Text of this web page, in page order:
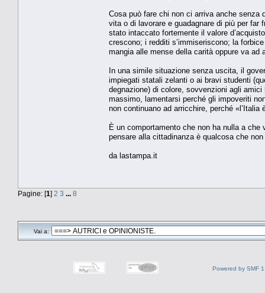
Cosa può fare chi non ci arriva anche senza
vita o di lavorare e guadagnare di più per far
stato intaccato fortemente il valore
crescono; i redditi s’immiseriscono; la
mangia alle mense della carità oppure va
In una simile situazione senza uscita, il
impiegati statali zelanti o ai bravi studenti
degnazione) di colore, sovvenzioni agli
massimo, lamentarsi perché gli impoveriti
non continuano ad arricchire, perché «l’Italia
È un comportamento che non ha nulla a che
pensare alla cittadinanza è qualcosa che
da lastampa.it
Pagine: [1] 2 3 ... 8
Vai a:
Powered by SMF